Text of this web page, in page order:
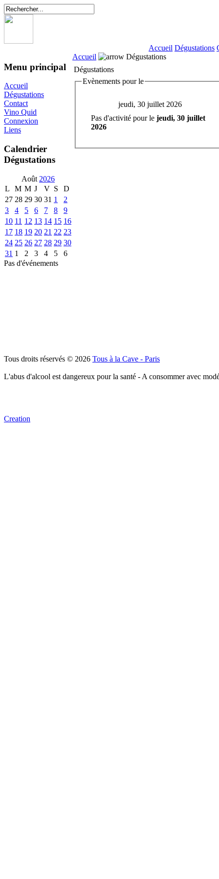
Accueil Dégustations
Menu principal
Accueil
Dégustations
Contact
Vino Quid
Connexion
Liens
Calendrier
Dégustations
Août 2026
L
M M J V S
D
27 28 29 30 31 1
2
3
4 5 6 7 8
9
10 11 12 13 14 15 16
17 18 19 20 21 22 23
24 25 26 27 28 29 30
31 1 2 3 4 5
6
Pas d'événements
Accueil
Dégustations
Dégustations
Evènements pour le
jeudi, 30 juillet 2026
Pas d'activité pour le jeudi, 30 juillet
2026
Tous droits réservés © 2026 Tous à la Cave - Paris
L'abus d'alcool est dangereux pour la santé - A consommer avec
Creation